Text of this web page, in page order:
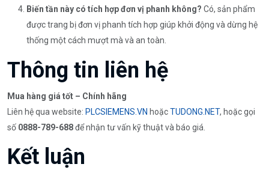
Biến tần này có tích hợp đơn vị phanh không? Có, sản phẩm
được trang bị đơn vị phanh tích hợp giúp khởi động và dừng hệ
thống một cách mượt mà và an toàn.
Thông tin liên hệ
Mua hàng giá tốt – Chính hãng
Liên hệ qua website: PLCSIEMENS.VN hoặcTUDONG.NET, hoặc gọi
số 0888-789-688để nhận tư vấn kỹ thuật và báo giá.
Kết luận